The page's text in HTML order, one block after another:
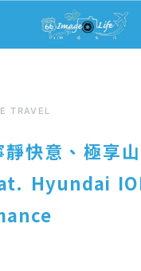
TRAVEL
靜快意、極享
Hyundai